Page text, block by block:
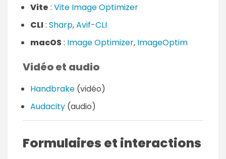
Vite : Vite Image Optimizer
CLI: Sharp,Avif-CLI
macOS: Image Optimizer, ImageOptim
Vidéo et audio
Handbrake (vidéo)
Audacity (audio)
Formulaires et interactions